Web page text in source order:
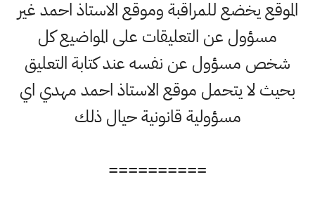
الموقع يخضع للمراقبة وموقع الاستاذ احمد غير
مسؤول عن التعليقات على المواضيع كل
شخص مسؤول عن نفسه عند كتابة التعليق
بحيث لا يتحمل موقع الاستاذ احمد مهدي اي
مسؤولية قانونية حيال ذلك
==========